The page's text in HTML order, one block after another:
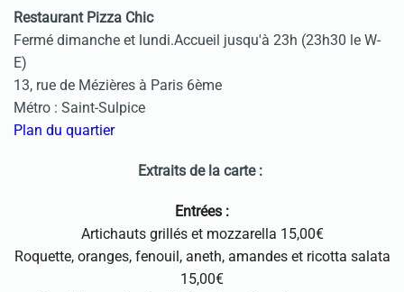
Restaurant Pizza Chic
Fermé dimanche et lundi.Accueil jusqu'à 23h (23h30 le W-
E)
13, rue de Mézières à Paris 6ème
Métro : Saint-Sulpice
Plan du quartier
Extraits de la carte :
Entrées :
Artichauts grillés et mozzarella 15,00€
Roquette, oranges, fenouil, aneth, amandes et ricotta salata
15,00€